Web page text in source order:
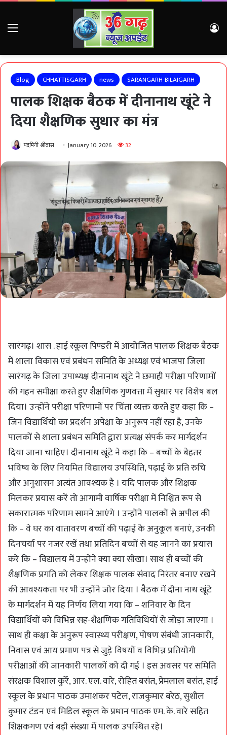
Menu
Blog CHHATTISGARH news SARANGARH-BILAIGARH
पालक शिक्षक बैठक में दीनानाथ खूंटे ने
दिया शैक्षणिक सुधार का मंत्र
पदमिनी श्रीवास January 10, 2026 32
सारंगढ़। शास . हाई स्कूल पिण्डरी में आयोजित पालक शिक्षक बैठक
में शाला विकास एवं प्रबंधन समिति के अध्यक्ष एवं भाजपा जिला
सारंगढ़ के जिला उपाध्यक्ष दीनानाथ खूंटे ने छमाही परीक्षा परिणामों
की गहन समीक्षा करते हुए शैक्षणिक गुणवत्ता में सुधार पर विशेष बल
दिया। उन्होंने परीक्षा परिणामों पर चिंता व्यक्त करते हुए कहा कि –
जिन विद्यार्थियों का प्रदर्शन अपेक्षा के अनुरूप नहीं रहा है, उनके
पालकों से शाला प्रबंधन समिति द्वारा प्रत्यक्ष संपर्क कर मार्गदर्शन
दिया जाना चाहिए। दीनानाथ खूंटे ने कहा कि – बच्चों के बेहतर
भविष्य के लिए नियमित विद्यालय उपस्थिति, पढ़ाई के प्रति रुचि
और अनुशासन अत्यंत आवश्यक है । यदि पालक और शिक्षक
मिलकर प्रयास करें तो आगामी वार्षिक परीक्षा में निश्चित रूप से
सकारात्मक परिणाम सामने आएंगे । उन्होंने पालकों से अपील की
कि – वे घर का वातावरण बच्चों की पढ़ाई के अनुकूल बनाएं, उनकी
दिनचर्या पर नजर रखें तथा प्रतिदिन बच्चों से यह जानने का प्रयास
करें कि – विद्यालय में उन्होंने क्या क्या सीखा। साथ ही बच्चों की
शैक्षणिक प्रगति को लेकर शिक्षक पालक संवाद निरंतर बनाए रखने
की आवश्यकता पर भी उन्होंने जोर दिया । बैठक में दीना नाथ खूंटे
के मार्गदर्शन में यह निर्णय लिया गया कि – शनिवार के दिन
विद्यार्थियों को विभिन्न सह-शैक्षणिक गतिविधियों से जोड़ा जाएगा ।
साथ ही कक्षा के अनुरूप स्वास्थ्य परीक्षण, पोषण संबंधी जानकारी,
निवास एवं आय प्रमाण पत्र से जुड़े विषयों व विभिन्न प्रतियोगी
परीक्षाओं की जानकारी पालकों को दी गई । इस अवसर पर समिति
संरक्षक विशाल कुर्रे, आर. एल. वारे, रोहित बसंत, प्रेमलाल बसंत, हाई
स्कूल के प्रधान पाठक उमाशंकर पटेल, राजकुमार बरेठ, सुशील
कुमार टंडन एवं मिडिल स्कूल के प्रधान पाठक एम. के. वारे सहित
शिक्षकगण एवं बड़ी संख्या में पालक उपस्थित रहे।